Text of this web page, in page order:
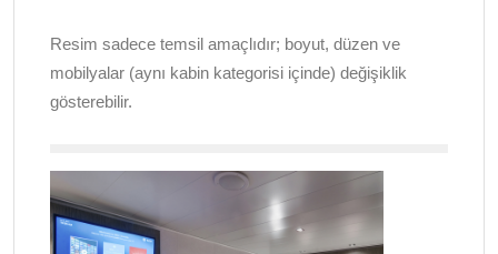
Resim sadece temsil amaçlıdır; boyut, düzen ve
mobilyalar (aynı kabin kategorisi içinde) değişiklik
gösterebilir.